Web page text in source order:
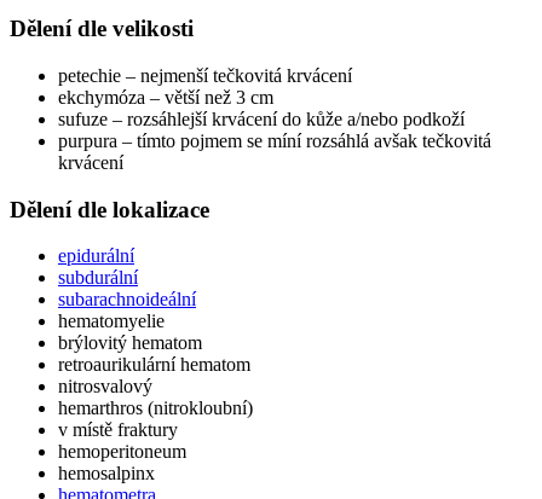
Dělení dle velikosti
petechie – nejmenší tečkovitá krvácení
ekchymóza – větší než 3 cm
sufuze – rozsáhlejší krvácení do kůže a/nebo podkoží
purpura – tímto pojmem se míní rozsáhlá avšak tečkovitá
krvácení
Dělení dle lokalizace
epidurální
subdurální
subarachnoideální
hematomyelie
brýlovitý hematom
retroaurikulární hematom
nitrosvalový
hemarthros (nitrokloubní)
v místě fraktury
hemoperitoneum
hemosalpinx